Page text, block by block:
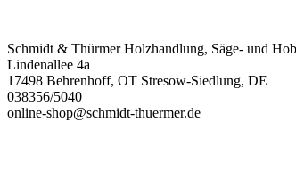
Schmidt & Thürmer Holzhandlung, Säge- und
Lindenallee 4a
17498 Behrenhoff, OT Stresow-Siedlung, DE
038356/5040
online-shop@schmidt-thuermer.de